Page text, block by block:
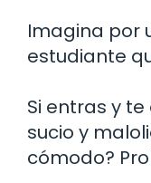
Imagina por
estudiante
Si entras y
sucio y
cómodo?